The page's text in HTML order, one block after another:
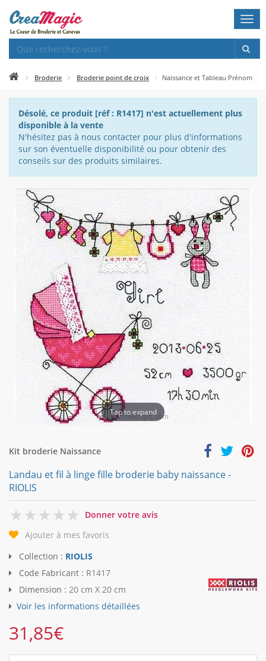
Broderie Broderie point de croix Naissance et Tableau Prénom
Désolé, ce produit [réf : R1417] n'est actuellement plus
disponible à la vente
N'hésitez pas à nous contacter pour plus d'informations
sur son éventuelle disponibilité ou pour obtenir des
conseils sur des produits similaires.
Tap to expand
Kit broderie Naissance
Landau et fil à linge fille broderie baby naissance -
RIOLIS
0
Donner votre avis
Ajouter à mes favoris
Collection : RIOLIS
Code Fabricant : R1417
Dimension : 20 cm X 20 cm
Voir les informations détaillées
31,85€